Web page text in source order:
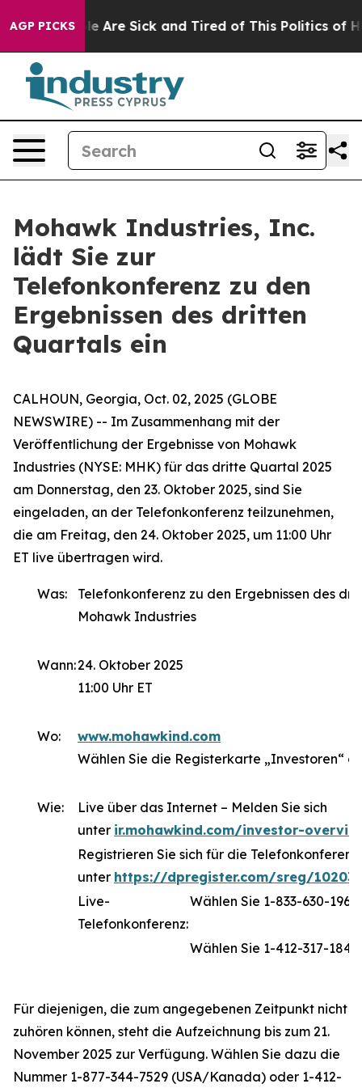
AGP PICKS
“People Are Sick and Tired of This Politics of
Mohawk Industries, Inc.
lädt Sie zur
Telefonkonferenz zu den
Ergebnissen des dritten
Quartals ein
CALHOUN, Georgia, Oct. 02, 2025 (GLOBE
NEWSWIRE) -- Im Zusammenhang mit der
Veröffentlichung der Ergebnisse von Mohawk
Industries (NYSE: MHK) für das dritte Quartal 2025
am Donnerstag, den 23. Oktober 2025, sind Sie
eingeladen, an der Telefonkonferenz teilzunehmen,
die am Freitag, den 24. Oktober 2025, um 11:00 Uhr
ET live übertragen wird.
Was:
Telefonkonferenz zu den Ergebnissen des
Mohawk Industries
Wann:24. Oktober 2025
11:00 Uhr ET
Wo:
www.mohawkind.com
Wählen Sie die Registerkarte „Investoren“
Wie:
Live über das Internet – Melden Sie sich
unter ir.mohawkind.com/investor-
Registrieren Sie sich für die Telefonkonferenz
unter https://dpregister.com/sreg/
Live-
Telefonkonferenz:
Wählen Sie 1-833-630-
Wählen Sie 1-412-317-
Für diejenigen, die zum angegebenen Zeitpunkt nicht
zuhören können, steht die Aufzeichnung bis zum 21.
November 2025 zur Verfügung. Wählen Sie dazu die
Nummer 1-877-344-7529 (USA/Kanada) oder 1-412-